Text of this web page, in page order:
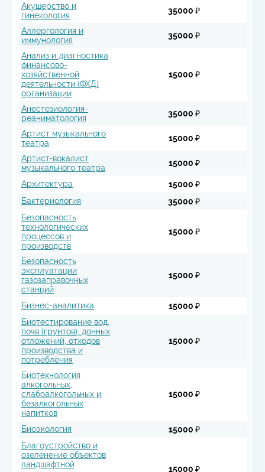
Акушерство и
гинекология
35000 ₽
Аллергология и
иммунология
35000 ₽
Анализ и диагностика
финансово-
хозяйственной
деятельности (ФХД)
организации
15000 ₽
Анестезиология-
реаниматология
35000 ₽
Артист музыкального
театра
15000 ₽
Артист-вокалист
музыкального театра
15000 ₽
Архитектура
15000 ₽
Бактериология
35000 ₽
Безопасность
технологических
процессов и
производств
15000 ₽
Безопасность
эксплуатации
газозаправочных
станций
15000 ₽
Бизнес-аналитика
15000 ₽
Биотестирование вод,
почв (грунтов), донных
отложений, отходов
производства и
потребления
15000 ₽
Биотехнология
алкогольных,
слабоалкогольных и
безалкогольных
напитков
15000 ₽
Биоэкология
15000 ₽
Благоустройство и
озеленение объектов
ландшафтной
15000 ₽